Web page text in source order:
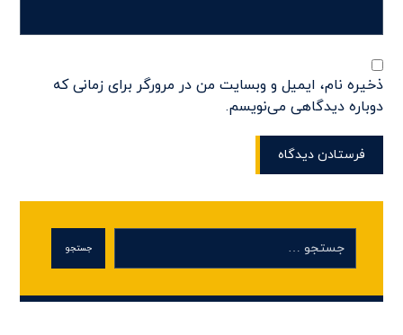
ذخیره نام، ایمیل و وبسایت من در مرورگر برای زمانی که
دوباره دیدگاهی می‌نویسم.